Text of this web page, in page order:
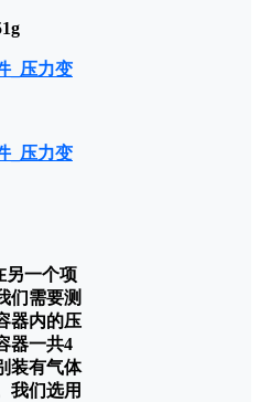
另一个项
们需要测
器内的压
器一共4
装有气体
我们选用